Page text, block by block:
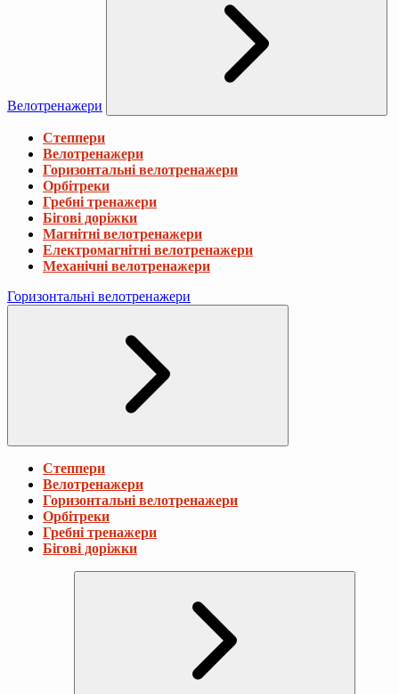
Велотренажери
Степпери
Велотренажери
Горизонтальні велотренажери
Орбітреки
Гребні тренажери
Бігові доріжки
Магнітні велотренажери
Електромагнітні велотренажери
Механічні велотренажери
Горизонтальні велотренажери
Степпери
Велотренажери
Горизонтальні велотренажери
Орбітреки
Гребні тренажери
Бігові доріжки